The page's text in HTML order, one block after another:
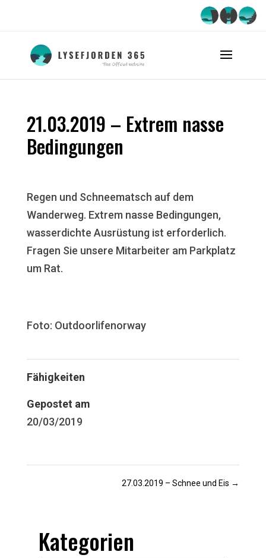
21.03.2019 – Extrem nasse
Bedingungen
Regen und Schneematsch auf dem
Wanderweg. Extrem nasse Bedingungen,
wasserdichte Ausrüstung ist erforderlich.
Fragen Sie unsere Mitarbeiter am Parkplatz
um Rat.
Foto: Outdoorlifenorway
Fähigkeiten
Gepostet am
20/03/2019
27.03.2019 – Schnee und Eis →
Kategorien